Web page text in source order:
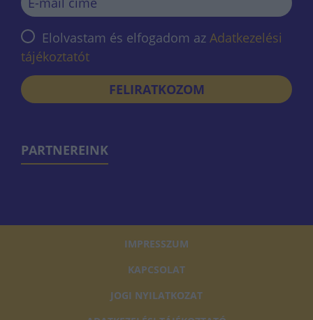
Elolvastam és elfogadom az Adatkezelési
tájékoztatót
FELIRATKOZOM
PARTNEREINK
IMPRESSZUM
KAPCSOLAT
JOGI NYILATKOZAT